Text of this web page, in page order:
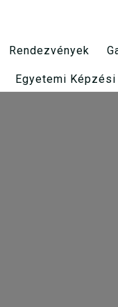
Rendezvények
Egyetemi